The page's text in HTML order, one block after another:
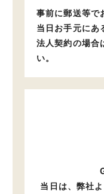
事前に郵送等で
当日お手元にあ
法人契約の場合
い。
当日は、弊社